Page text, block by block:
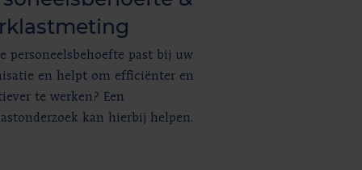
personeelsbehoefte past bij uw
en helpt om efficiënter en
te werken? Een
kan hierbij helpen.